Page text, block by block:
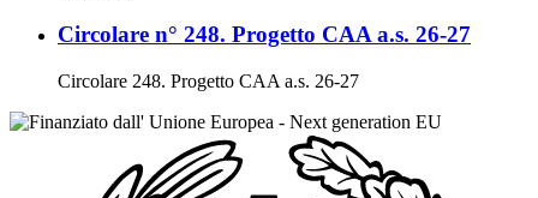
Circolare n° 248. Progetto CAA a.s. 26-27
Circolare 248. Progetto CAA a.s. 26-27